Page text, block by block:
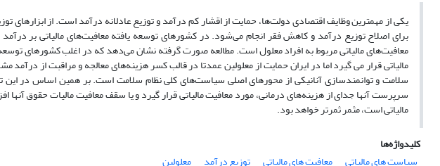
یکی از مهمترین وظایف اقتصادی دولت‌ها، حمایت از اقشار کم ‌درآمد و توزیع عادلانه درآمد است. از ابزارهای
برای اصلاح توزیع درآمد و کاهش فقر انجام می‌شود. در کشورهای توسعه یافته معافیت‌های مالیاتی بر
معافیت‌های مالیاتی مربوط به افراد معلول است. مطالعه صورت گرفته نشان می‌دهد که در اغلب کشورهای
مالیاتی قرار می گیرد اما در ایران حمایت از معلولین عمدتا در قالب کسر هزینه‌های معالجه و مراقبت از
سلامت و توانمندسازی آنانیکی از محورهای اصلی سیاست‌های کلی نظام سلامت است. بر همین اساس در این
سرپرست آنها جدای از هزینه‌های درمانی، مورد معافیت مالیاتی قرار گیرد و یا سقف معافیت مالیات حقوق
مالیاتی است، مثمر ثمرتر خواهد بود.
کلیدواژه‌ها
سیاست های مالیاتی
معافیت های مالیاتی توزیع درآمد
معلولین